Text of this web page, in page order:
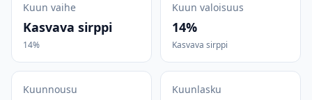
Kuun vaihe
Kasvava sirppi
14%
Kuun valoisuus
14%
Kasvava sirppi
Kuunnousu Kuunlasku